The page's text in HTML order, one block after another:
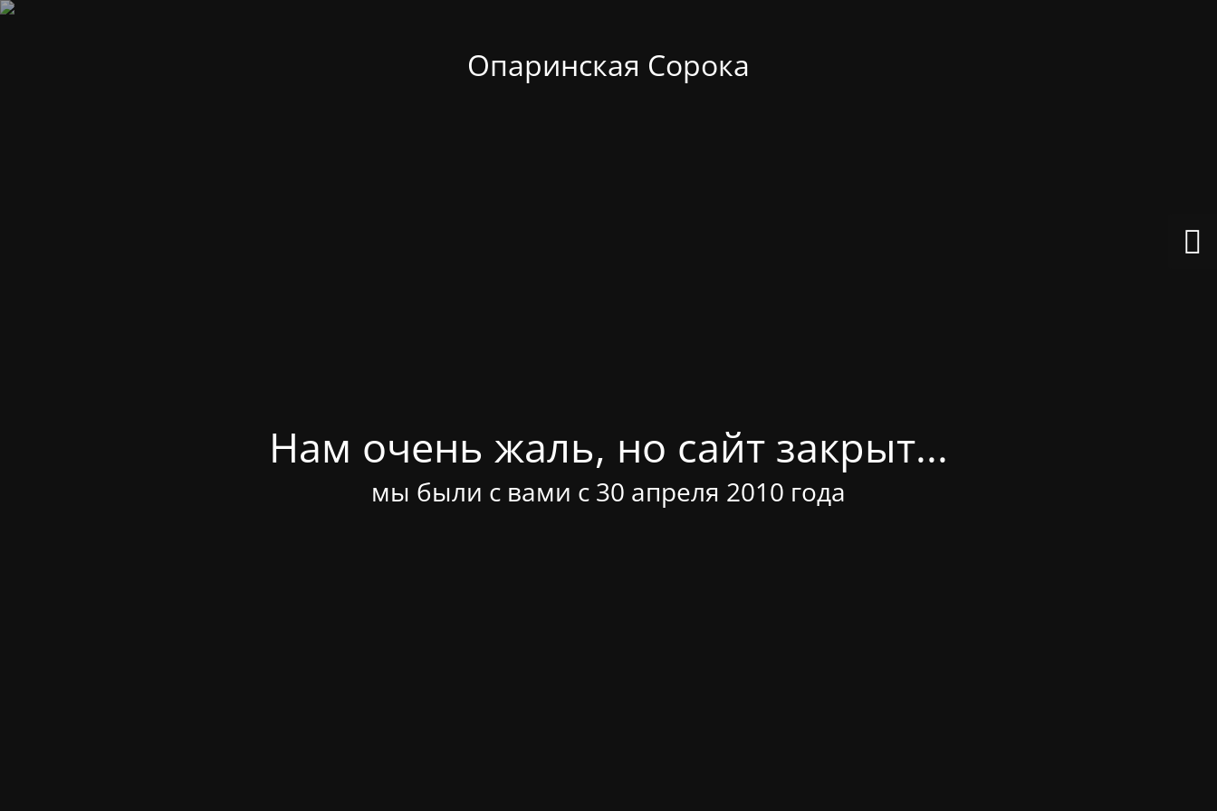
Опаринская Сорока
Нам очень жаль, но сайт закрыт...
мы были с вами с 30 апреля 2010 года